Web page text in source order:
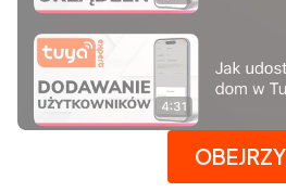
Naciśnij Enter lub spację, aby